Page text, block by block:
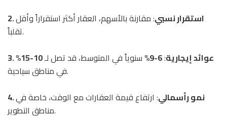
2. استقرار نسبي: مقارنة بالأسهم، العقار أكثر استقراراً وأقل
تقلباً.
3. عوائد إيجارية:
6-9% سنوياً في المتوسط، قد تصل لـ10-15%
في مناطق سياحية.
4. نمو رأسمالي: ارتفاع قيمة العقارات مع الوقت، خاصة في
مناطق التطوير.